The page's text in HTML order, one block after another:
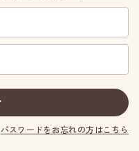
パスワードをお忘れの方はこちら